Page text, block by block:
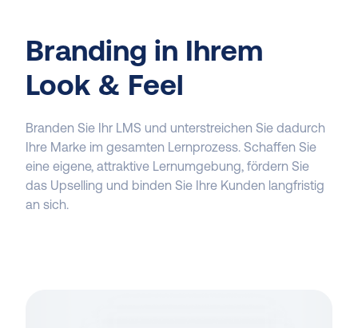
Branding in Ihrem
Look & Feel
Branden Sie Ihr LMS und unterstreichen Sie dadurch
Ihre Marke im gesamten Lernprozess. Schaffen Sie
eine eigene, attraktive Lernumgebung, fördern Sie
das Upselling und binden Sie Ihre Kunden langfristig
an sich.